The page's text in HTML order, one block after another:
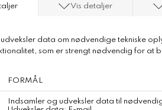
Color
Mix Blue Boy
En rummelig toilettaske lavet af
Designet med elegante striber og har